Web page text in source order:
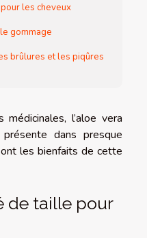
les cheveux
gommage
brûlures et les piqûres
l’aloe vera
dans presque
les bienfaits de cette
de taille pour